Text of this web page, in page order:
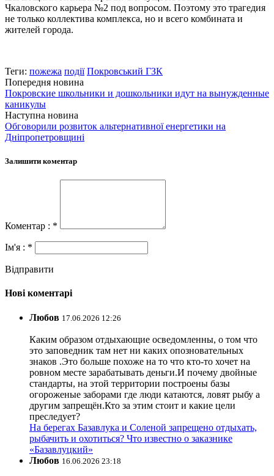
Чкаловского карьера №2 под вопросом. Поэтому это трагедия
не только коллектива комплекса, но и всего комбината и
жителей города.
Теги: пожежа події Покровський ГЗК
Попередня новина
Покровские школьники и дошкольники идут на вынужденные
каникулы
Наступна новина
Обговорили розвиток альтернативної енергетики на
Дніпропетровщині
Залишити коментар
Коментар : *
Ім'я : *
Відправити
Нові коментарі
Любов 17.06.2026 12:26
Каким образом отдыхающие осведомленны, о том что
это заповедник там нет ни каких опозновательных
знаков .Это больше похоже на то что кто-то хочет на
ровном месте зарабатывать деньги.И почему двойные
стандарты, на этой территории построены базы
огороженые заборами где люди катаются, ловят рыбу а
другим запрещён.Кто за этим стоит и какие цели
преследует?
На берегах Базавлука и Соленой запрещено отдыхать,
рыбачить и охотиться? Что известно о заказнике
«Базавлуцкий»
Любов 16.06.2026 23:18